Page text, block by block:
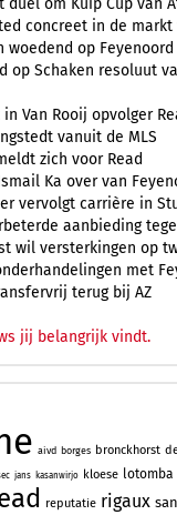
concreet in de markt
woedend op Feyenoord
op Schaken resoluut
Van Rooij opvolger
vanuit de MLS
zich voor Read
Ka over van
vervolgt carrière in
aanbieding
wil versterkingen op
met
terug bij AZ
jij belangrijk vindt.
aivd borges bronckhorst
jans kasanwirjo kloese lotomba
reputatie rigaux